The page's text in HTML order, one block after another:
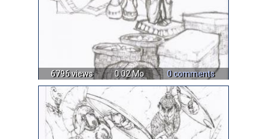
6796 views 0.02 Mo 0 comments